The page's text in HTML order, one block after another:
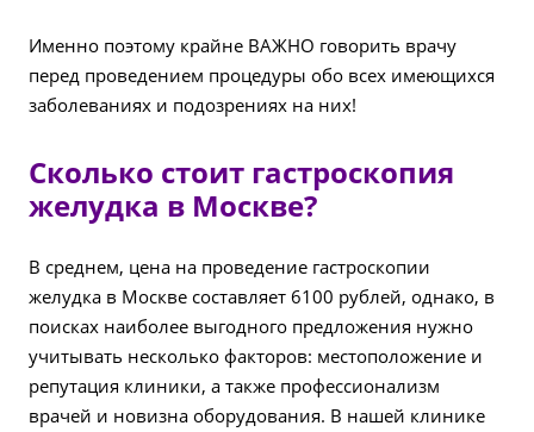
Именно поэтому крайне ВАЖНО говорить врачу
перед проведением процедуры обо всех имеющихся
заболеваниях и подозрениях на них!
Сколько стоит гастроскопия
желудка в Москве?
В среднем, цена на проведение гастроскопии
желудка в Москве составляет 6100 рублей, однако, в
поисках наиболее выгодного предложения нужно
учитывать несколько факторов: местоположение и
репутация клиники, а также профессионализм
врачей и новизна оборудования. В нашей клинике